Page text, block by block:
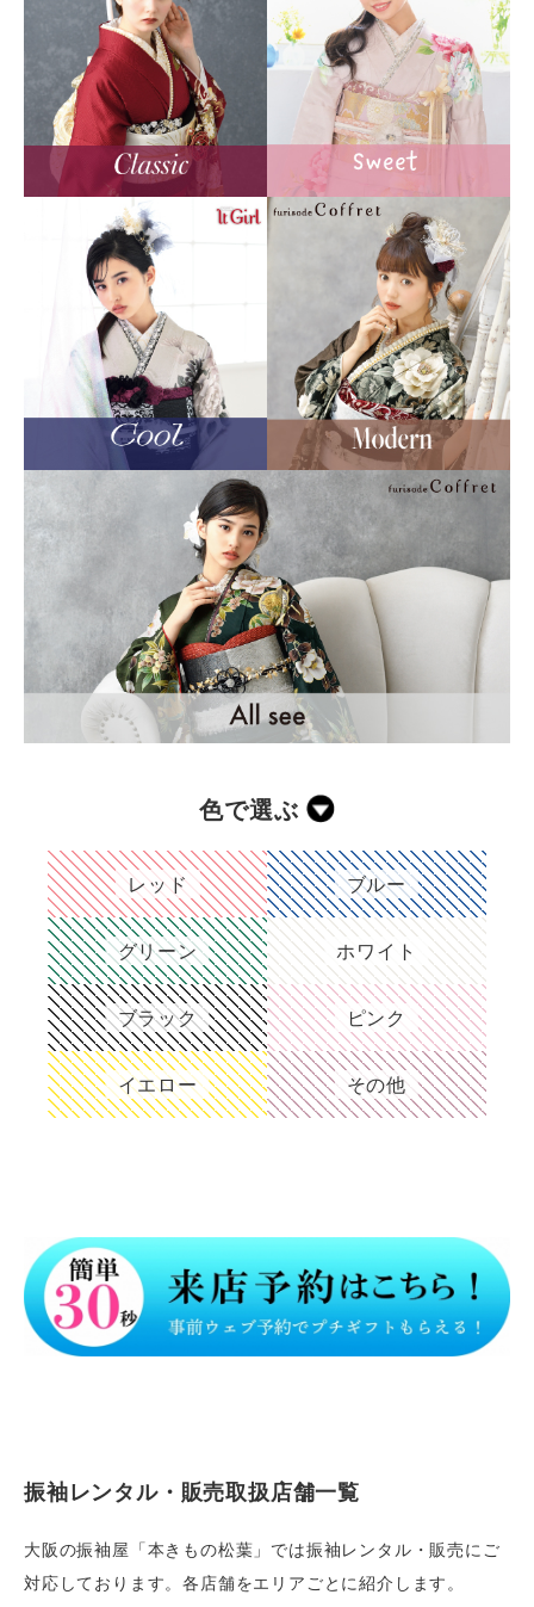
色で選ぶ
レッド ブルー
グリーン ホワイト
ブラック ピンク
イエロー その他
振袖レンタル・販売取扱店舗一覧
大阪の振袖屋「本きもの松葉」では振袖レンタル・販売にご
対応しております。各店舗をエリアごとに紹介します。